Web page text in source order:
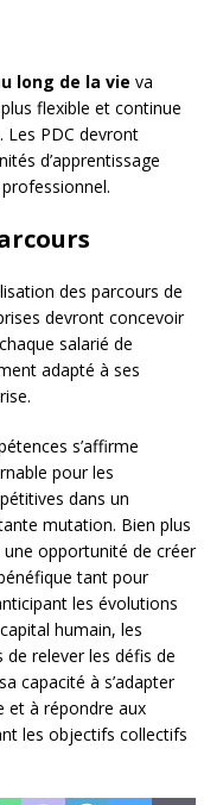
long de la vie va
flexible et continue
Les PDC devront
d’apprentissage
des parcours de
devront concevoir
salarié de
adapté à ses
s’affirme
pour les
dans un
mutation. Bien plus
une opportunité de créer
tant pour
les évolutions
humain, les
relever les défis de
capacité à s’adapter
et à répondre aux
les objectifs collectifs